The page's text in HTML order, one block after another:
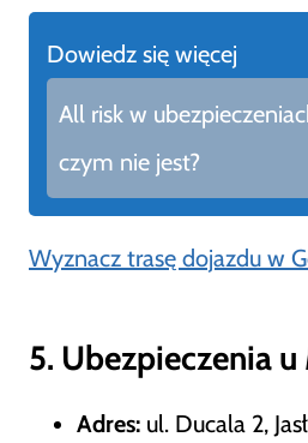
Dowiedz się więcej
All risk w
czym nie jest?
Wyznacz trasę dojazdu w
5. Ubezpieczenia u
Adres: ul. Ducala 2,